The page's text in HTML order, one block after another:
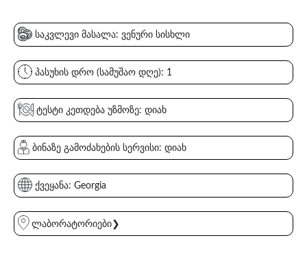
საკვლევი მასალა: ვენური სისხლი
პასუხის დრო (სამუშაო დღე): 1
ტესტი კეთდება უზმოზე: დიახ
ბინაზე გამოძახების სერვისი: დიახ
ქვეყანა: Georgia
ლაბორატორიები❯